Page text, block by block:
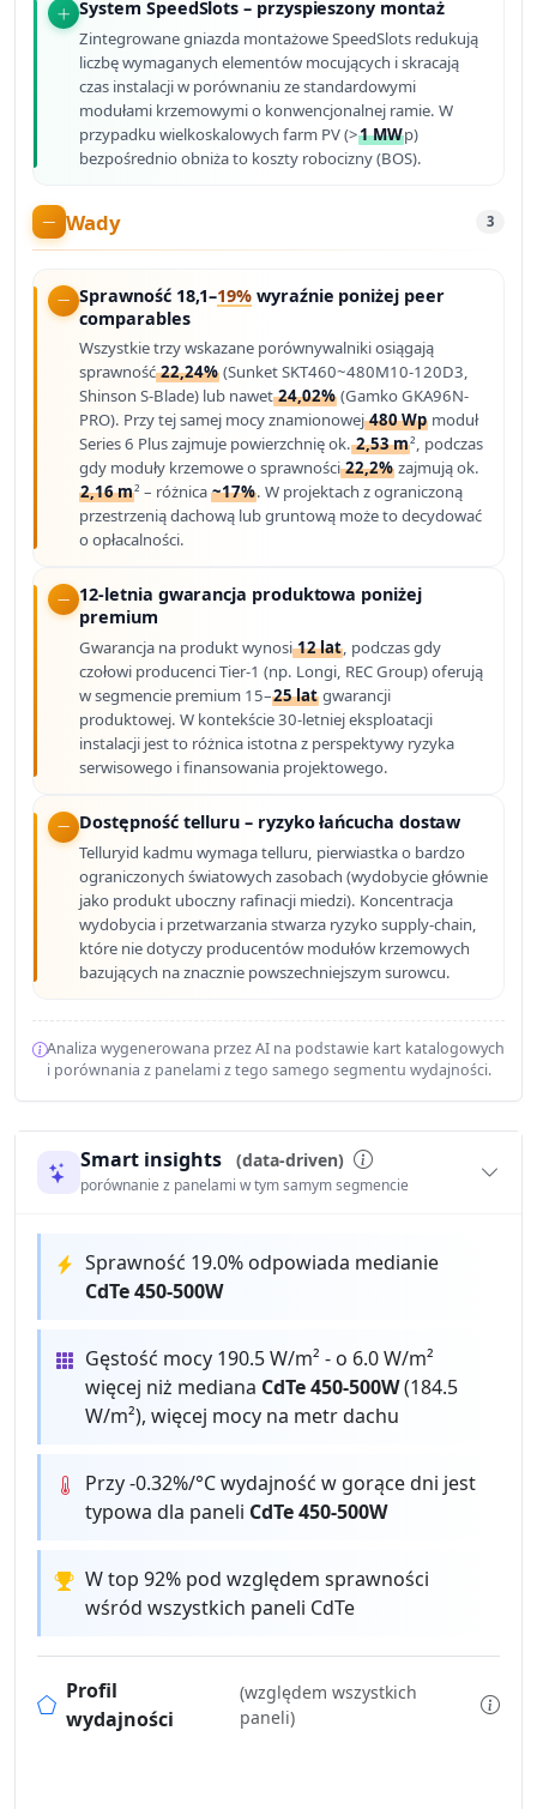
System SpeedSlots – przyspieszony montaż
Zintegrowane gniazda montażowe SpeedSlots redukują
liczbę wymaganych elementów mocujących i skracają
czas instalacji w porównaniu ze standardowymi
modułami krzemowymi o konwencjonalnej ramie. W
przypadku wielkoskalowych farm PV (>1 MWp)
bezpośrednio obniża to koszty robocizny (BOS).
Wady 3
Sprawność 18,1–19% wyraźnie poniżej peer
comparables
Wszystkie trzy wskazane porównywalniki osiągają
sprawność22,24% (Sunket SKT460~480M10-120D3,
Shinson S-Blade) lub nawet24,02% (Gamko GKA96N-
PRO). Przy tej samej mocy znamionowej480 Wp moduł
Series 6 Plus zajmuje powierzchnię ok.2,53 m², podczas
gdy moduły krzemowe o sprawności22,2% zajmują ok.
2,16 m² – różnica~17%. W projektach z ograniczoną
przestrzenią dachową lub gruntową może to decydować
o opłacalności.
12-letnia gwarancja produktowa poniżej
premium
Gwarancja na produkt wynosi12 lat, podczas gdy
czołowi producenci Tier-1 (np. Longi, REC Group) oferują
w segmencie premium 15–25 lat gwarancji
produktowej. W kontekście 30-letniej eksploatacji
instalacji jest to różnica istotna z perspektywy ryzyka
serwisowego i finansowania projektowego.
Dostępność telluru – ryzyko łańcucha dostaw
Telluryid kadmu wymaga telluru, pierwiastka o bardzo
ograniczonych światowych zasobach (wydobycie głównie
jako produkt uboczny rafinacji miedzi). Koncentracja
wydobycia i przetwarzania stwarza ryzyko supply-chain,
które nie dotyczy producentów modułów krzemowych
bazujących na znacznie powszechniejszym surowcu.
Analiza wygenerowana przez AI na podstawie kart katalogowych
i porównania z panelami z tego samego segmentu wydajności.
Smart insights (data-driven)
porównanie z panelami w tym samym segmencie
Sprawność 19.0% odpowiada medianie
CdTe 450-500W
Gęstość mocy 190.5 W/m² - o 6.0 W/m²
więcej niż mediana CdTe 450-500W(184.5
W/m²), więcej mocy na metr dachu
Przy -0.32%/°C wydajność w gorące dni jest
typowa dla paneli CdTe 450-500W
W top 92% pod względem sprawności
wśród wszystkich paneli CdTe
Profil
wydajności
(względem wszystkich
paneli)